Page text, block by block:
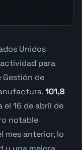
Unidos
para
de
101,8
16 de abril de
notable
mes anterior, lo